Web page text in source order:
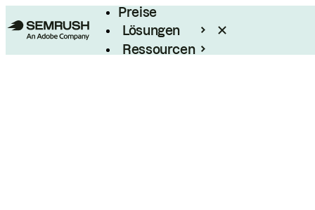
Preise
Lösungen
Ressourcen